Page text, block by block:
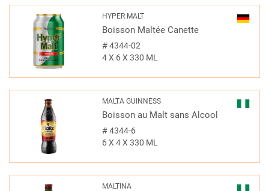
HYPER MALT
Boisson Maltée Canette
#4344-02
4 X 6 X 330 ML
MALTA GUINNESS
Boisson au Malt sans Alcool
#4344-6
6 X 4 X 330 ML
MALTINA